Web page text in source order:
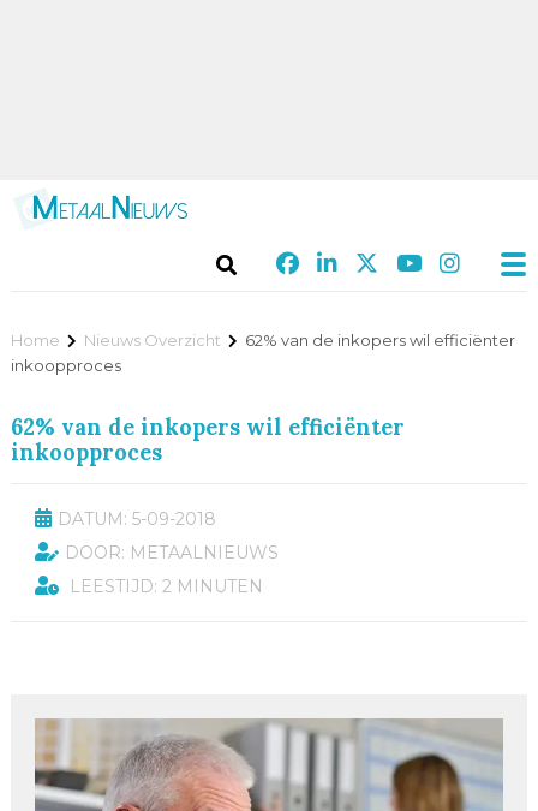
Home Nieuws Overzicht
62% van de inkopers wil efficiënter
inkoopproces
62% van de inkopers wil efficiënter
inkoopproces
DATUM: 5-09-2018
DOOR: METAALNIEUWS
LEESTIJD: 2 MINUTEN